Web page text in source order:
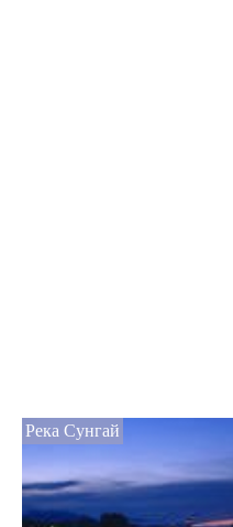
Река Сунгай